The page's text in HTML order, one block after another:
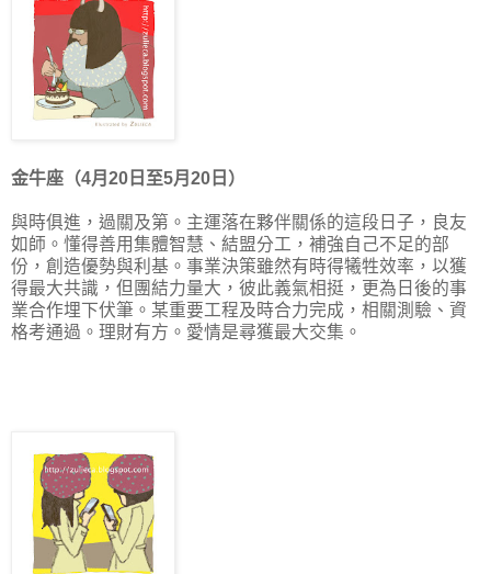
金牛座（4月20日至5月20日）
與時俱進，過關及第。主運落在夥伴關係的這段日子，良友
如師。懂得善用集體智慧、結盟分工，補強自己不足的部
份，創造優勢與利基。事業決策雖然有時得犧牲效率，以獲
得最大共識，但團結力量大，彼此義氣相挺，更為日後的事
業合作埋下伏筆。某重要工程及時合力完成，相關測驗、資
格考通過。理財有方。愛情是尋獲最大交集。